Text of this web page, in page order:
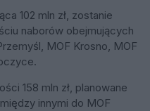
102 mln zł, zostanie
naborów obejmujących
MOF Krosno, MOF
158 mln zł, planowane
innymi do MOF